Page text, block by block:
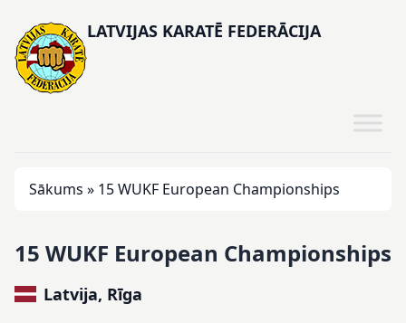
LATVIJAS KARATĒ FEDERĀCIJA
Sākums » 15 WUKF European Championships
15 WUKF European Championships
Latvija, Rīga